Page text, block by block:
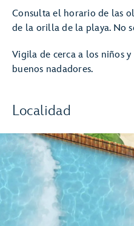
Consulta el horario de las
de la orilla de la playa. No
Vigila de cerca a los niños
buenos nadadores.
Localidad